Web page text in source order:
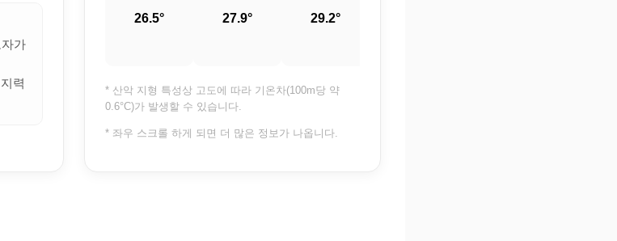
가
력
26.5° 27.9° 29.2°
* 산악 지형 특성상 고도에 따라 기온차(100m당 약
0.6°C)가 발생할 수 있습니다.
* 좌우 스크롤 하게 되면 더 많은 정보가 나옵니다.